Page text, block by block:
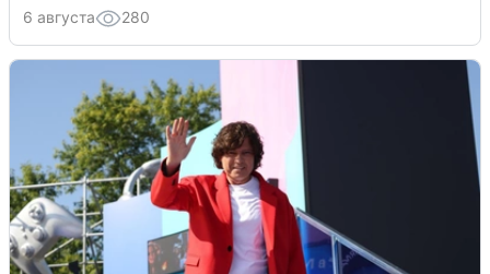
6 августа 280